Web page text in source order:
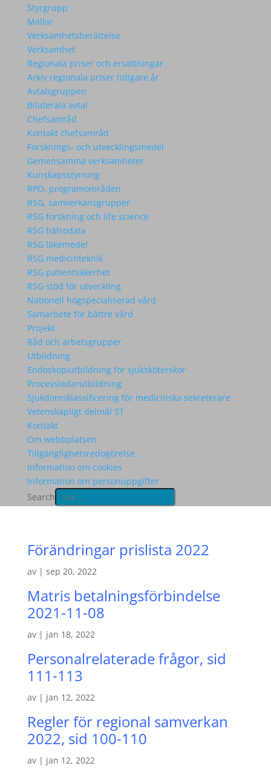
Styrgrupp
Mallar
Verksamhetsberättelse
Verksamhet
Regionala priser och ersättningar
Arkiv regionala priser tidigare år
Avtalsgruppen
Bilaterala avtal
Chefsamråd
Kontakt chefsamråd
Forsknings- och utvecklingsmedel
Gemensamma verksamheter
Kunskapsstyrning
RPO, programområden
RSG, samverkansgrupper
RSG forskning och life science
RSG hälsodata
RSG läkemedel
RSG medicinteknik
RSG patientsäkerhet
RSG stöd för utveckling
Nationell högspecialiserad vård
Samarbete för bättre vård
Projekt
Råd och arbetsgrupper
Utbildning
Endoskopiutbildning för sjuksköterskor
Processledarutbildning
Sjukdomsklassificering för medicinska sekreterare
Vetenskapligt delmål ST
Kontakt
Om webbplatsen
Tillgänglighetsredogörelse
Information om cookies
Information om personuppgifter
Search
Förändringar prislista 2022
av | sep 20, 2022
Matris betalningsförbindelse
2021-11-08
av | jan 18, 2022
Personalrelaterade frågor, sid
111-113
av | jan 12, 2022
Regler för regional samverkan
2022, sid 100-110
av | jan 12, 2022